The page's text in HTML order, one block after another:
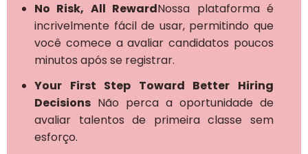
No Risk, All RewardNossa plataforma é
incrivelmente fácil de usar, permitindo que
você comece a avaliar candidatos poucos
minutos após se registrar.
Your First Step Toward Better Hiring
Decisions Não perca a oportunidade de
avaliar talentos de primeira classe sem
esforço.